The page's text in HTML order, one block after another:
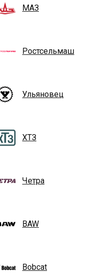
МАЗ
Ростсельмаш
Ульяновец
ХТЗ
Четра
BAW
Bobcat